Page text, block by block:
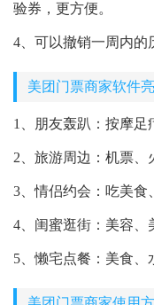
验券，更方便。
4、可以撤销一周内的
美团门票商家软件
1、朋友轰趴：按摩
2、旅游周边：机票、
3、情侣约会：吃美食
4、闺蜜逛街：美容、
5、懒宅点餐：美食